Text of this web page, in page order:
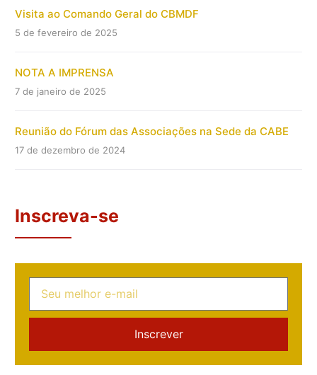
Visita ao Comando Geral do CBMDF
5 de fevereiro de 2025
NOTA A IMPRENSA
7 de janeiro de 2025
Reunião do Fórum das Associações na Sede da CABE
17 de dezembro de 2024
Inscreva-se
Inscrever